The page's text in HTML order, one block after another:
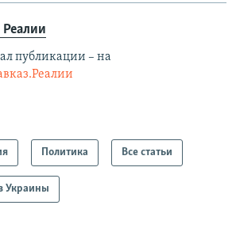
Реалии
публикации – на
Политика Все статьи
Украины